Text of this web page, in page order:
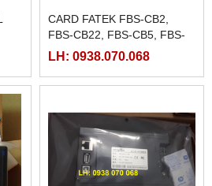
CARD FATEK FBS-CB2,
FBS-CB22, FBS-CB5, FBS-
CB25, FBS-CB55
LH: 0938.070.068